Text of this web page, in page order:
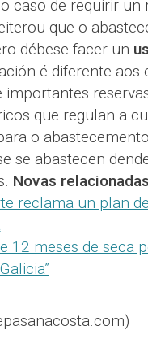
caso de requirir un
que o
débese facer un
é diferente aos
que regulan a
o
se abastecen
Novas relacionadas
reclama un plan
12 meses de seca